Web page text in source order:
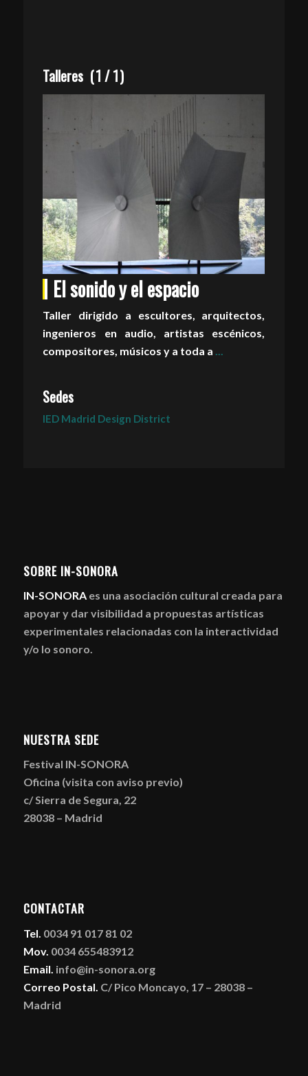
Talleres (1 /1)
El sonido y el espacio
Taller dirigido a escultores, arquitectos,
ingenieros en audio, artistas escénicos,
compositores, músicos y a toda a
Sedes
IED Madrid Design District
SOBRE IN-SONORA
IN-SONORAes una asociación cultural creada para
apoyar y dar visibilidad a propuestas artísticas
experimentales relacionadas con la interactividad
y/o lo sonoro.
NUESTRA SEDE
Festival IN-SONORA
Oficina (visita con aviso previo)
c/ Sierra de Segura, 22
28038 – Madrid
CONTACTAR
Tel. 0034 91 017 81 02
Mov. 0034 655483912
Email. info@in-sonora.org
Correo Postal. C/ Pico Moncayo, 17 – 28038 –
Madrid